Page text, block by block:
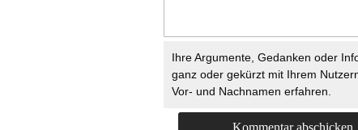
Ihre Argumente, Gedanken oder
ganz oder gekürzt mit Ihrem
Vor- und Nachnamen erfahren.